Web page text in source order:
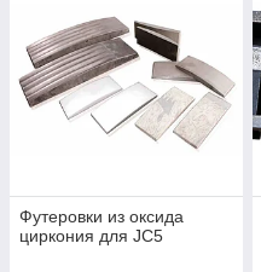
Футеровки из оксида
циркония для JC5